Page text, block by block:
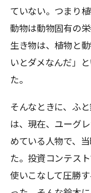
ていない。つまり
動物は動物固有の
生き物は、植物と
いとダメなんだ」
た。
そんなときに、ふ
は、現在、ユーグ
めている人物で、
た。投資コンテス
使いこなして圧勝